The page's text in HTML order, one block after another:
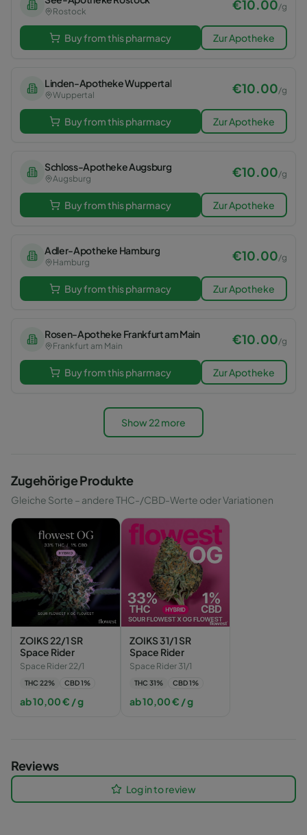
Rostock €10.00/g
Buy from this pharmacy Zur Apotheke
Linden-Apotheke Wuppertal
Wuppertal €10.00/g
Buy from this pharmacy Zur Apotheke
Schloss-Apotheke Augsburg
Augsburg €10.00/g
Buy from this pharmacy Zur Apotheke
Adler-Apotheke Hamburg
Hamburg €10.00/g
Buy from this pharmacy Zur Apotheke
Rosen-Apotheke Frankfurt am Main
Frankfurt am Main €10.00/g
Buy from this pharmacy Zur Apotheke
Show 22 more
Zugehörige Produkte
Gleiche Sorte – andere THC-/CBD-Werte oder Variationen
ZOIKS 22/1 SR
Space Rider
Space Rider 22/1
THC 22% CBD1%
ab10,00€ / g
ZOIKS 31/1 SR
Space Rider
Space Rider 31/1
THC 31% CBD1%
ab10,00€ / g
Reviews
Log in to review